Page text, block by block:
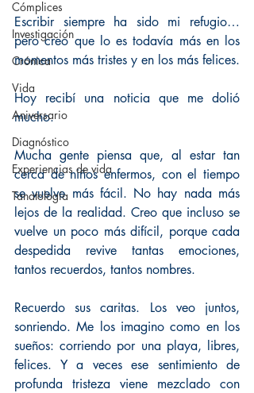
Cómplices
Investigación
Crónica
Vida
Aniversario
Diagnóstico
Experiencias de vida
Tanatología
Escribir siempre ha sido mi refugio…
pero creo que lo es todavía más en los
momentos más tristes y en los más felices.
Hoy recibí una noticia que me dolió
mucho.
Mucha gente piensa que, al estar tan
cerca de niños enfermos, con el tiempo
se vuelve más fácil. No hay nada más
lejos de la realidad. Creo que incluso se
vuelve un poco más difícil, porque cada
despedida revive tantas emociones,
tantos recuerdos, tantos nombres.
Recuerdo sus caritas. Los veo juntos,
sonriendo. Me los imagino como en los
sueños: corriendo por una playa, libres,
felices. Y a veces ese sentimiento de
profunda tristeza viene mezclado con